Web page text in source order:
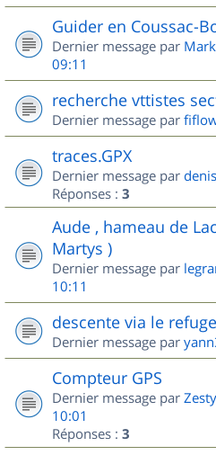
Guider en Coussac-
Dernier message par
09:11
recherche vttistes
Dernier message par
traces.GPX
Dernier message par
Réponses : 3
Aude , hameau de
Martys )
Dernier message par
10:11
descente via le
Dernier message par
Compteur GPS
Dernier message par
10:01
Réponses : 3